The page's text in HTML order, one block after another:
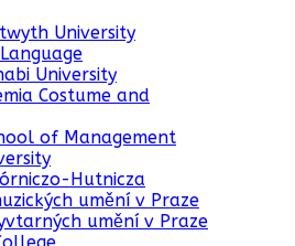
University
University
Costume and
of Management
Hutnicza
umění v Praze
umění v Praze